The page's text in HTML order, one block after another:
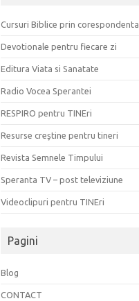
Cursuri Biblice prin corespondenta
Devotionale pentru fiecare zi
Editura Viata si Sanatate
Radio Vocea Sperantei
RESPIRO pentru TINEri
Resurse creştine pentru tineri
Revista Semnele Timpului
Speranta TV – post televiziune
Videoclipuri pentru TINEri
Pagini
Blog
CONTACT